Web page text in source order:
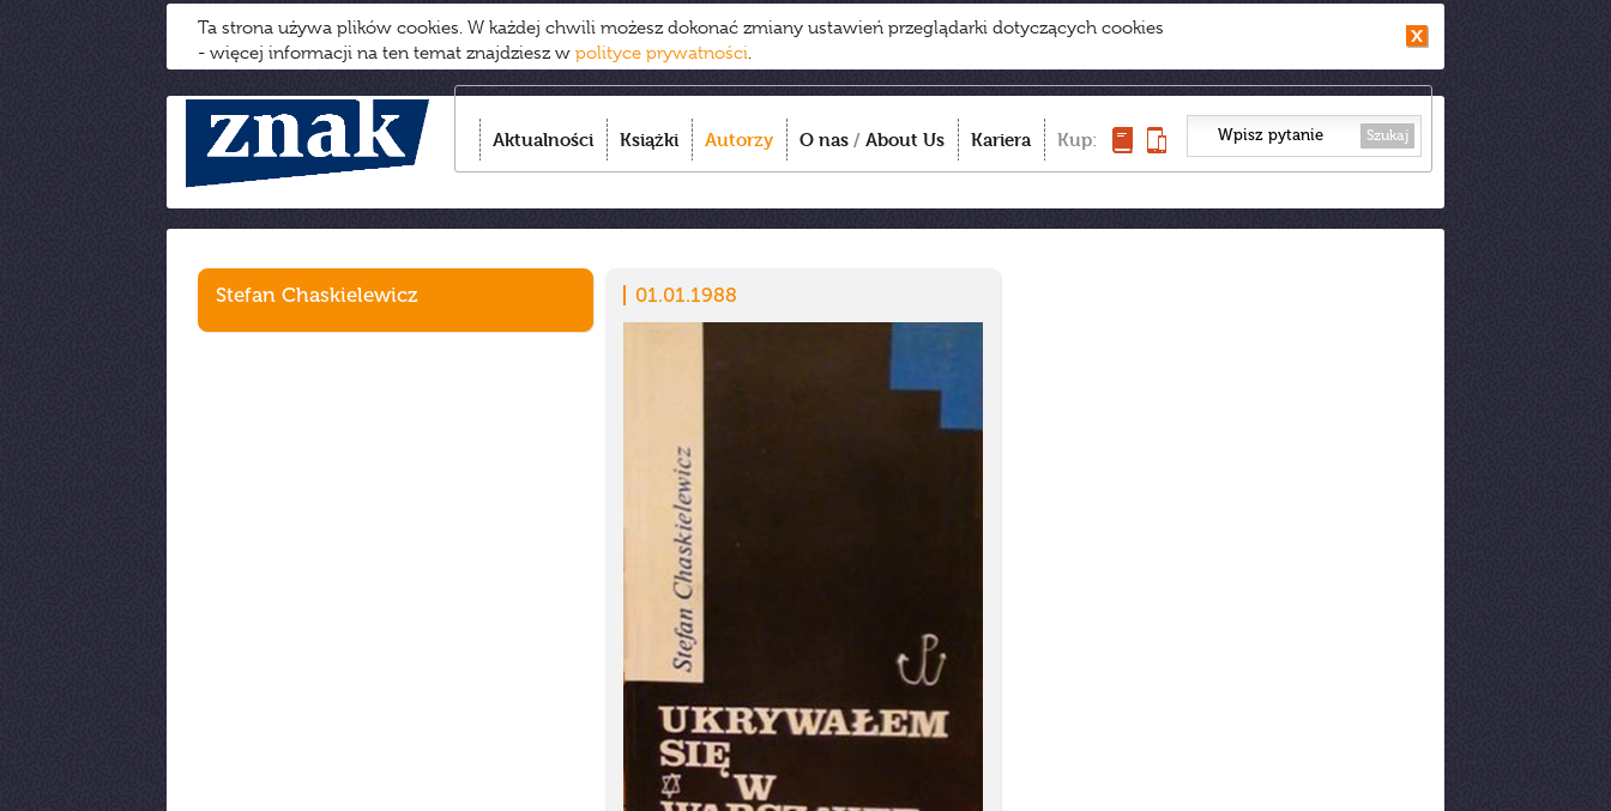
Ta strona używa plików cookies. W każdej chwili możesz dokonać zmiany ustawień przeglądarki dotyczących cookies
- więcej informacji na ten temat znajdziesz w polityce prywatności.
Aktualności Książki Autorzy O nas / About Us Kariera Kup: Szukaj
Stefan Chaskielewicz 01.01.1988